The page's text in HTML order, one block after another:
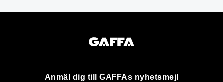
Anmäl dig till GAFFAs nyhetsmejl